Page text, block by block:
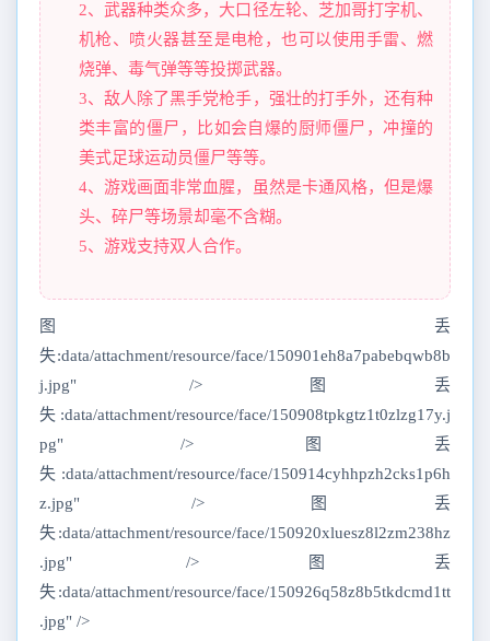
2、武器种类众多，大口径左轮、芝加哥打字机、
机枪、喷火器甚至是电枪，也可以使用手雷、燃
烧弹、毒气弹等等投掷武器。
3、敌人除了黑手党枪手，强壮的打手外，还有种
类丰富的僵尸，比如会自爆的厨师僵尸，冲撞的
美式足球运动员僵尸等等。
4、游戏画面非常血腥，虽然是卡通风格，但是爆
头、碎尸等场景却毫不含糊。
5、游戏支持双人合作。
图丢
失:data/attachment/resource/face/150901eh8a7pabebqwb8b
j.jpg" />图丢
失:data/attachment/resource/face/150908tpkgtz1t0zlzg17y.j
pg" />图丢
失:data/attachment/resource/face/150914cyhhpzh2cks1p6h
z.jpg" />图丢
失:data/attachment/resource/face/150920xluesz8l2zm238hz
.jpg" />图丢
失:data/attachment/resource/face/150926q58z8b5tkdcmd1tt
.jpg" />